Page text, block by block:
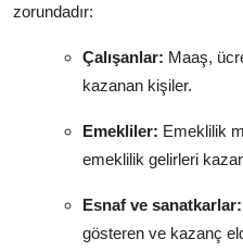
zorundadır:
Çalışanlar: Maaş,
kazanan kişiler.
Emekliler: Emeklilik
emeklilik gelirleri
Esnaf ve sanatkarlar:
gösteren ve kazanç